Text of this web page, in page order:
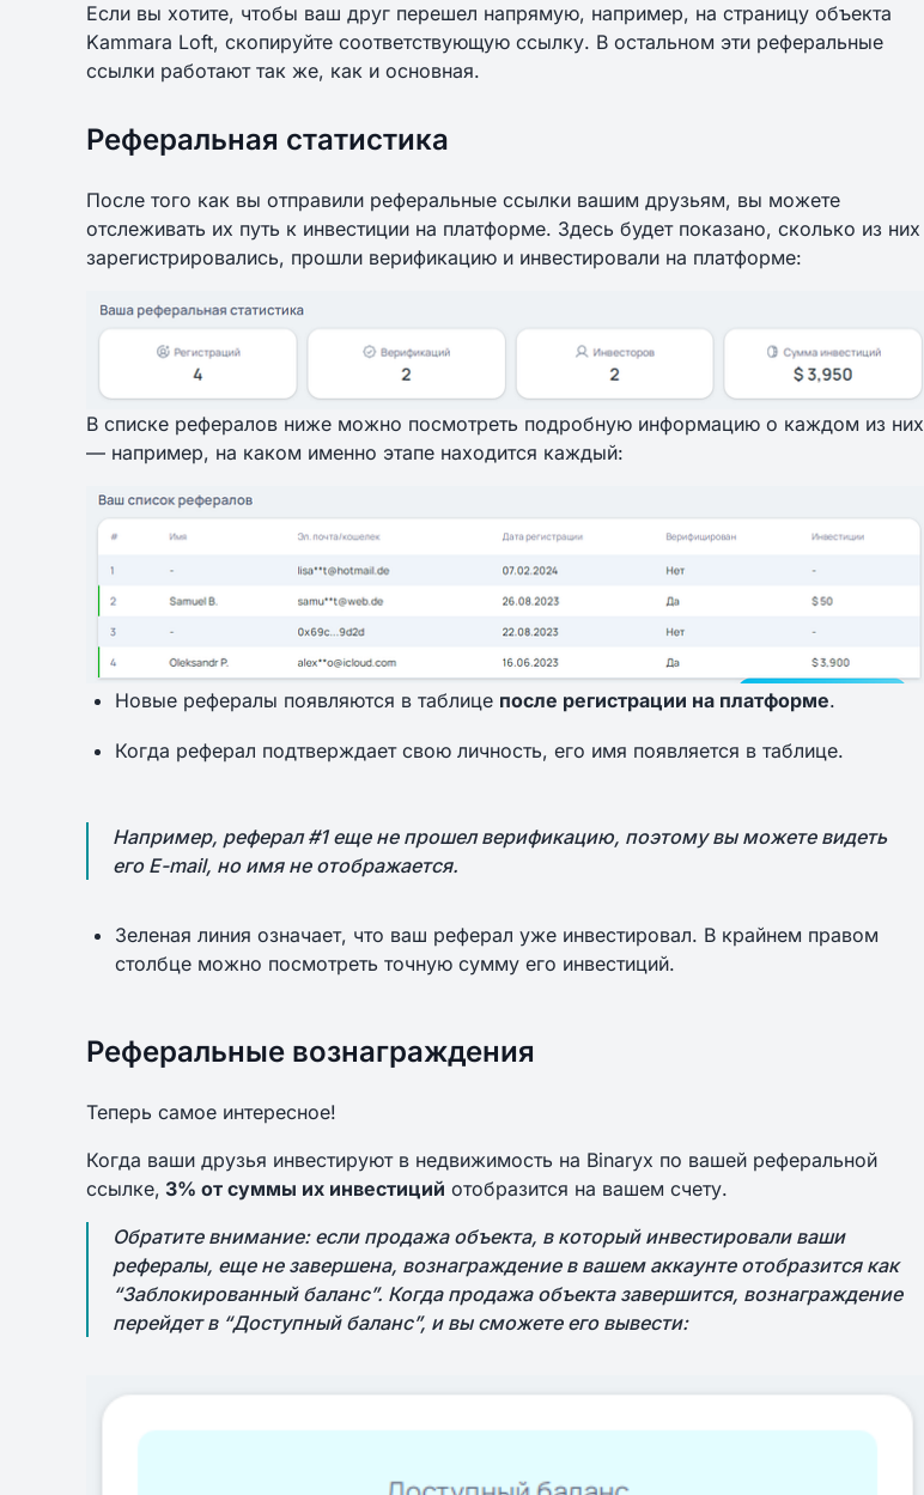
Если вы хотите, чтобы ваш друг перешел напрямую, например, на страницу объекта
Kammara Loft, скопируйте соответствующую ссылку. В остальном эти реферальные
ссылки работают так же, как и основная.
Реферальная статистика
После того как вы отправили реферальные ссылки вашим друзьям, вы можете
отслеживать их путь к инвестиции на платформе. Здесь будет показано, сколько из них
зарегистрировались, прошли верификацию и инвестировали на платформе:
В списке рефералов ниже можно посмотреть подробную информацию о каждом из них
— например, на каком именно этапе находится каждый:
Новые рефералы появляются в таблице после регистрации на платформе.
Когда реферал подтверждает свою личность, его имя появляется в таблице.
Например, реферал #1 еще не прошел верификацию, поэтому вы можете видеть
его E-mail, но имя не отображается.
Зеленая линия означает, что ваш реферал уже инвестировал. В крайнем правом
столбце можно посмотреть точную сумму его инвестиций.
Реферальные вознаграждения
Теперь самое интересное!
Когда ваши друзья инвестируют в недвижимость на Binaryx по вашей реферальной
ссылке, 3% от суммы их инвестиций отобразится на вашем счету.
Обратите внимание: если продажа объекта, в который инвестировали ваши
рефералы, еще не завершена, вознаграждение в вашем аккаунте отобразится как
“Заблокированный баланс”. Когда продажа объекта завершится, вознаграждение
перейдет в “Доступный баланс”, и вы сможете его вывести: